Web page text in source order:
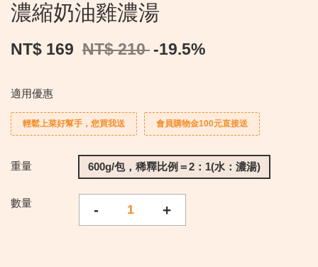
濃縮奶油雞濃湯
NT$ 169 NT$ 210 -19.5%
適用優惠
輕鬆上菜好幫手，您買我送 會員購物金100元直接送
重量 600g/包，稀釋比例＝2：1(水：濃湯)
數量 - +